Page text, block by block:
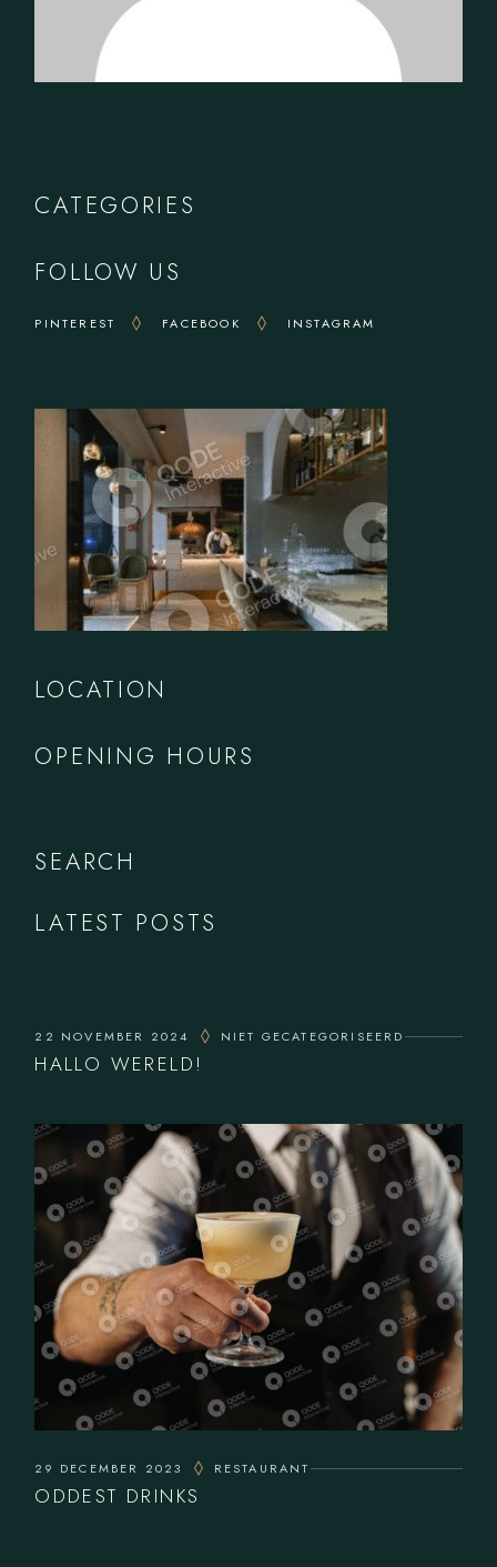
CATEGORIES
FOLLOW US
PINTEREST FACEBOOK INSTAGRAM
LOCATION
OPENING HOURS
SEARCH
LATEST POSTS
22 NOVEMBER 2024 NIET GECATEGORISEERD
HALLO WERELD!
29 DECEMBER 2023 RESTAURANT
ODDEST DRINKS